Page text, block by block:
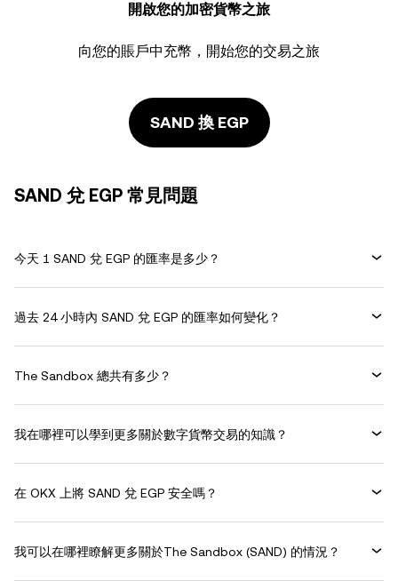
開啟您的加密貨幣之旅
向您的賬戶中充幣，開始您的交易之旅
SAND 換 EGP
SAND 兌 EGP 常見問題
今天 1 SAND 兌 EGP 的匯率是多少？
過去 24 小時內 SAND 兌 EGP 的匯率如何變化？
The Sandbox 總共有多少？
我在哪裡可以學到更多關於數字貨幣交易的知識？
在 OKX 上將 SAND 兌 EGP 安全嗎？
我可以在哪裡瞭解更多關於The Sandbox (SAND) 的情況？